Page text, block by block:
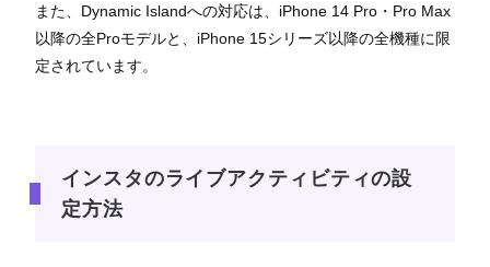
また、Dynamic Islandへの対応は、iPhone 14 Pro・Pro Max
以降の全Proモデルと、iPhone 15シリーズ以降の全機種に限
定されています。
インスタのライブアクティビティの設
定方法